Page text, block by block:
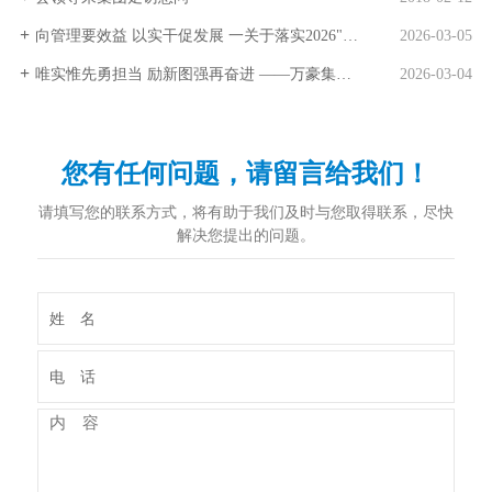
向管理要效益 以实干促发展 一关于落实2026"管理提升年"目标之一 2026-03-05
唯实惟先勇担当 励新图强再奋进 ——万豪集团荣获全县高质量发展先进集体称号 2026-03-04
您有任何问题，请留言给我们！
请填写您的联系方式，将有助于我们及时与您取得联系，尽快
解决您提出的问题。